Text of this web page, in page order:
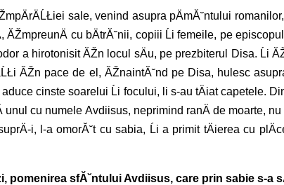
sale, venind asupra pÄmĂ˘ntului
ĂŽmpreunÄ cu bÄtrĂ˘nii, copiii Ĺi femeile, pe
a hirotonisit ĂŽn locul sÄu, pe prezbiterul Disa. Ĺi
ĂŽn pace de el, ĂŽnaintĂ˘nd pe Disa, hulesc
cinste soarelui Ĺi focului, li s-au tÄiat capetele.
cu numele Avdiisus, neprimind ranÄ de moarte, nu
i, l-a omorĂ˘t cu sabia, Ĺi a primit tÄierea cu
pomenirea sfĂ˘ntului Avdiisus, care prin sabie s-a